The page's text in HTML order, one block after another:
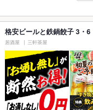
格安ビールと鉄鍋餃子 3・
居酒屋 三軒茶屋